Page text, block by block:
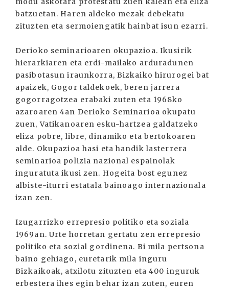
batzuetan. Haren aldeko mezak debekatu
zituzten eta sermoiengatik hainbat isun ezarri.
Derioko seminarioaren okupazioa. Ikusirik
hierarkiaren eta erdi-mailako arduradunen
pasibotasun iraunkorra, Bizkaiko hirurogei bat
apaizek, Gogor taldekoek, beren jarrera
gogorragotzea erabaki zuten eta 1968ko
azaroaren 4an Derioko Seminarioa okupatu
zuen, Vatikanoaren esku-hartzea galdatzeko
eliza pobre, libre, dinamiko eta bertokoaren
alde. Okupazioa hasi eta handik lasterrera
seminarioa polizia nazional espainolak
inguratuta ikusi zen. Hogeita bost egunez
albiste-iturri estatala bainoago internazionala
izan zen.
Izugarrizko errepresio politiko eta soziala
1969an. Urte horretan gertatu zen errepresio
politiko eta sozial gordinena. Bi mila pertsona
baino gehiago, euretarik mila inguru
Bizkaikoak, atxilotu zituzten eta 400 inguruk
erbestera ihes egin behar izan zuten, euren